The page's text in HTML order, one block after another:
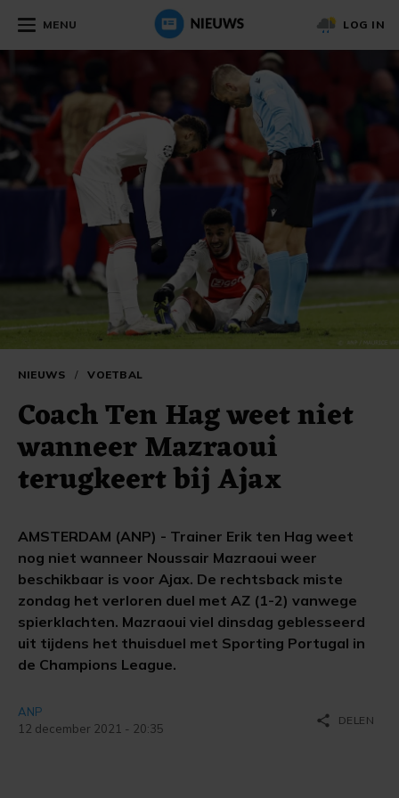
MENU LOG IN
NIEUWS / VOETBAL
Coach Ten Hag weet niet
wanneer Mazraoui
terugkeert bij Ajax
AMSTERDAM (ANP) - Trainer Erik ten Hag weet
nog niet wanneer Noussair Mazraoui weer
beschikbaar is voor Ajax. De rechtsback miste
zondag het verloren duel met AZ (1-2) vanwege
spierklachten. Mazraoui viel dinsdag geblesseerd
uit tijdens het thuisduel met Sporting Portugal in
de Champions League.
ANP
12 december 2021 - 20:35
share DELEN